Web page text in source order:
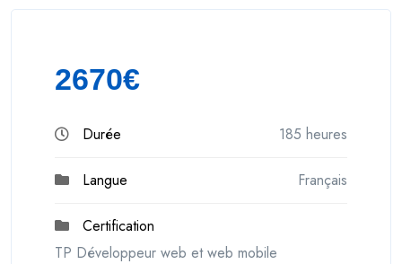
2670€
Durée 185 heures
Langue Français
Certification
TP Développeur web et web mobile